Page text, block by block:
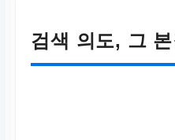
검색 의도, 그